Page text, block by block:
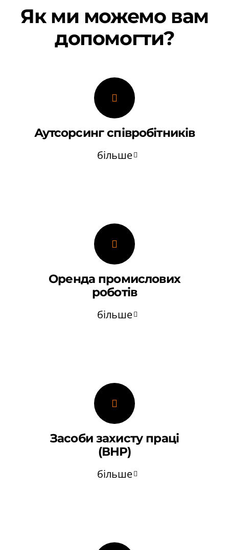
Як ми можемо вам
допомогти?
Аутсорсинг співробітників
більше
Оренда промислових
роботів
більше
Засоби захисту праці
(ВНР)
більше